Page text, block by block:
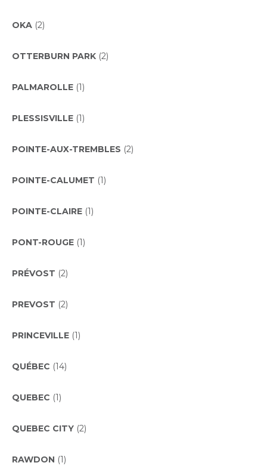
OKA (2)
OTTERBURN PARK (2)
PALMAROLLE (1)
PLESSISVILLE (1)
POINTE-AUX-TREMBLES (2)
POINTE-CALUMET (1)
POINTE-CLAIRE (1)
PONT-ROUGE (1)
PRÉVOST (2)
PREVOST (2)
PRINCEVILLE (1)
QUÉBEC (14)
QUEBEC (1)
QUEBEC CITY (2)
RAWDON (1)